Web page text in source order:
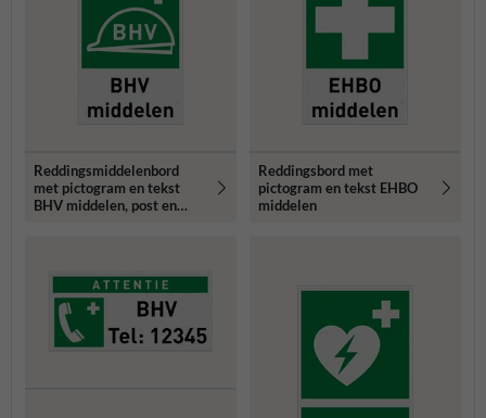
Reddingsmiddelenbord
met pictogram en tekst
BHV middelen, post en
Reddingsbord met
pictogram en tekst EHBO
middelen